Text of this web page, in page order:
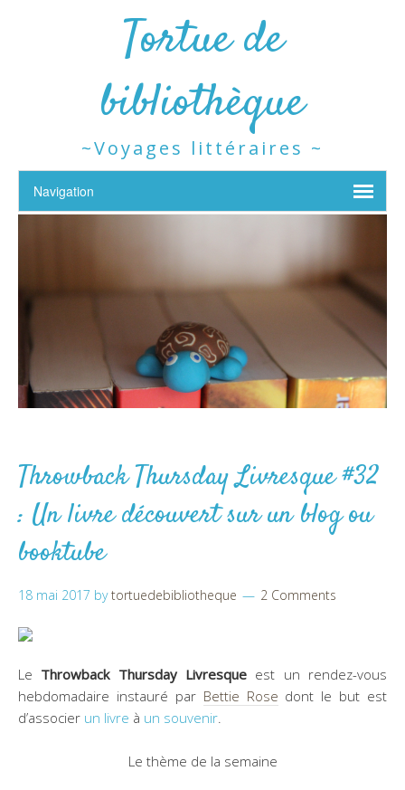
Tortue de
bibliothèque
~Voyages littéraires ~
Throwback Thursday Livresque #32
: Un livre découvert sur un blog ou
booktube
18 mai 2017 bytortuedebibliotheque 2 Comments
Le Throwback Thursday Livresque est un rendez-vous
hebdomadaire instauré par Bettie Rose dont le but est
d’associer un livre à un souvenir
Le thème de la semaine